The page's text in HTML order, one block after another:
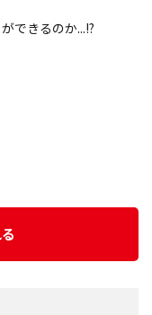
できるのか...!?